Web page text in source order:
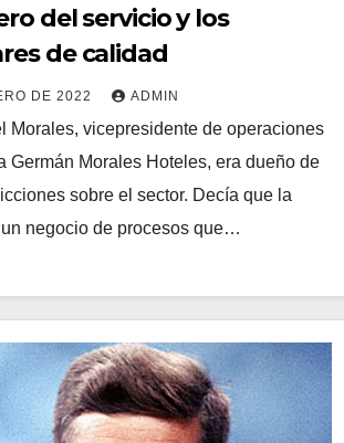
del servicio y los
de calidad
DE 2022 ADMIN
Morales, vicepresidente de operaciones
Germán Morales Hoteles, era dueño de
sobre el sector. Decía que la
negocio de procesos que…